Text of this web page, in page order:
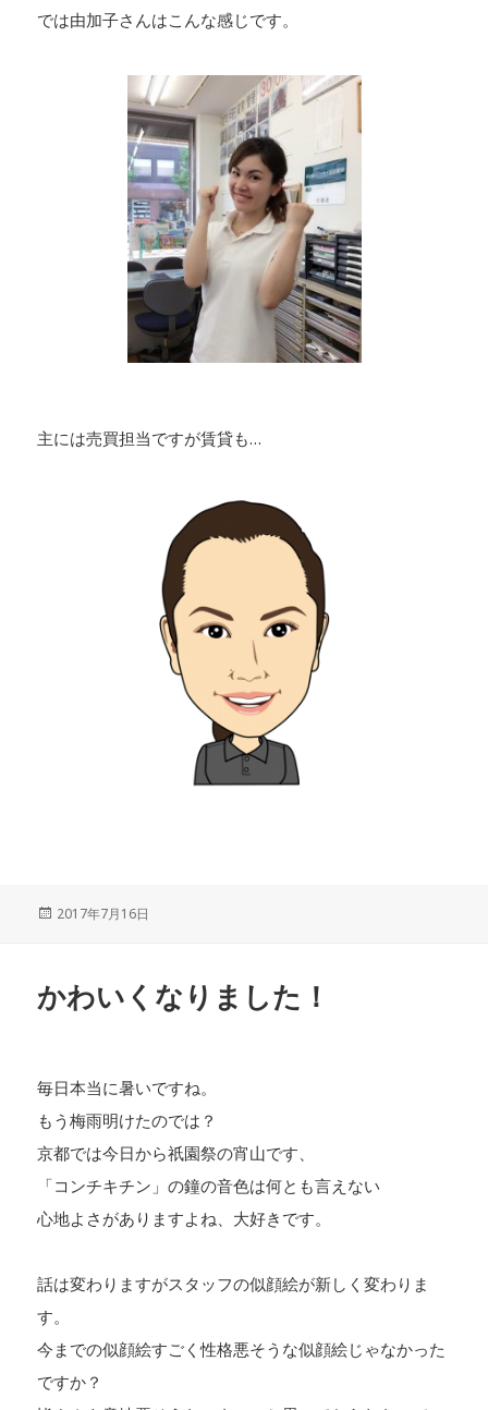
では由加子さんはこんな感じです。
主には売買担当ですが賃貸も…
投
2017年7月16日
かわいくなりました！
毎日本当に暑いですね。
もう梅雨明けたのでは？
京都では今日から祇園祭の宵山です、
「コンチキチン」の鐘の音色は何とも言えない
心地よさがありますよね、大好きです。
話は変わりますがスタッフの似顔絵が新しく変わりま
す。
今までの似顔絵すごく性格悪そうな似顔絵じゃなかった
ですか？